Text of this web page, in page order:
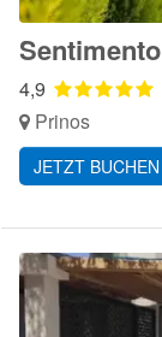
Sentimento
4,9
Prinos
JETZT BUCHEN